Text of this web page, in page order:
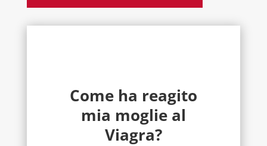
Come ha reagito
mia moglie al
Viagra?